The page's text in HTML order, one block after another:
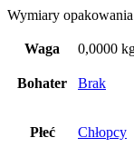
Wymiary
Waga 0,0000
Bohater Brak
Płeć Chłopcy